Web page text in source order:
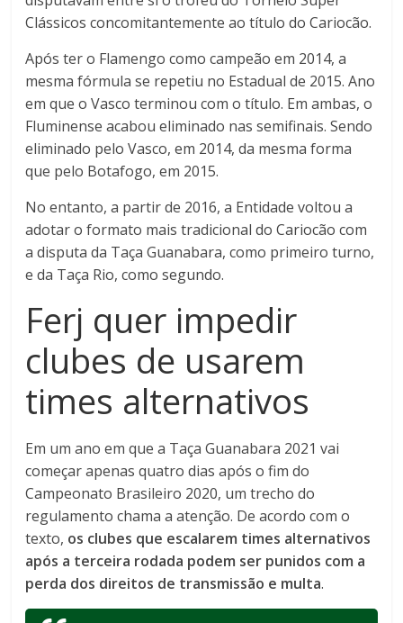
Clássicos concomitantemente ao título do Cariocão.
Após ter o Flamengo como campeão em 2014, a
mesma fórmula se repetiu no Estadual de 2015. Ano
em que o Vasco terminou com o título. Em ambas, o
Fluminense acabou eliminado nas semifinais. Sendo
eliminado pelo Vasco, em 2014, da mesma forma
que pelo Botafogo, em 2015.
No entanto, a partir de 2016, a Entidade voltou a
adotar o formato mais tradicional do Cariocão com
a disputa da Taça Guanabara, como primeiro turno,
e da Taça Rio, como segundo.
Ferj quer impedir
clubes de usarem
times alternativos
Em um ano em que a Taça Guanabara 2021 vai
começar apenas quatro dias após o fim do
Campeonato Brasileiro 2020, um trecho do
regulamento chama a atenção. De acordo com o
texto, os clubes que escalarem times alternativos
após a terceira rodada podem ser punidos com a
perda dos direitos de transmissão e multa.